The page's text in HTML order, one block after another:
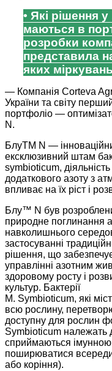
• Які рішення
маються в
розробки
представила
яких
— Компанія Corteva
України та світу
портфоліо —
N.
БлуТМ N —
ексклюзивний штам
symbioticum,
додаткового азоту з
впливає на їх ріст і
Блу™ N був
природне поглинання
навколишнього
застосуванні
рішення, що забезпечує
управлінні азотним
здоровому росту і
культур. Бактерії
M. Symbioticum, які
всю рослину,
доступну для рослин
Symbioticum належать
сприймаються імунною
поширюватися
або коріння).